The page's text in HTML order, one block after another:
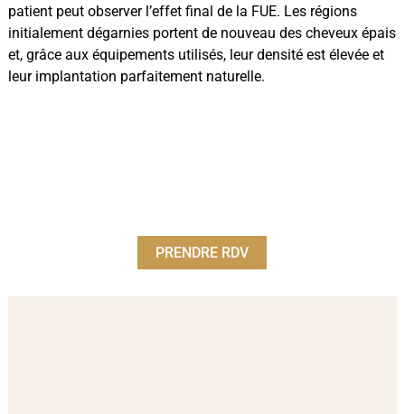
patient peut observer l’effet final de la FUE. Les régions
initialement dégarnies portent de nouveau des cheveux épais
et, grâce aux équipements utilisés, leur densité est élevée et
leur implantation parfaitement naturelle.
PRENDRE RDV